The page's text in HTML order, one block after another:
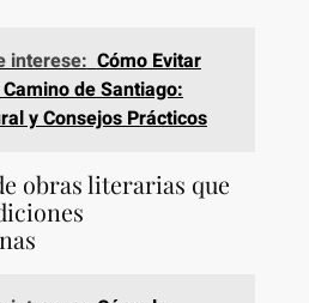
interese: Cómo Evitar
de Santiago:
y Consejos Prácticos
obras literarias que